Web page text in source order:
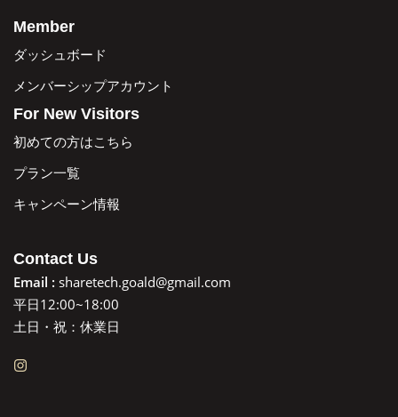
Member
ダッシュボード
メンバーシップアカウント
For New Visitors
初めての方はこちら
プラン一覧
キャンペーン情報
Contact Us
Email : sharetech.goald@gmail.com
平日12:00~18:00
土日・祝：休業日